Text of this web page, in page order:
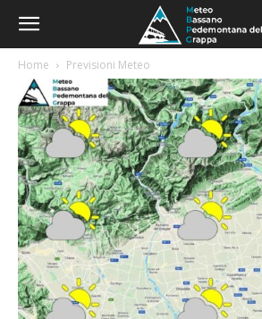
Home Previsioni Meteo